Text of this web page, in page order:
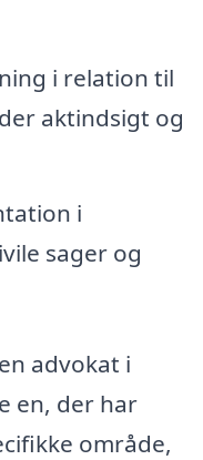
i relation til
aktindsigt og
i
sager og
advokat i
en, der har
område,